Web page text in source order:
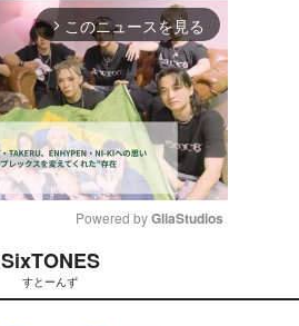
arrow_forward_ios このニュースを見る
t
Powered by GliaStudios
SixTONES
すとーんず